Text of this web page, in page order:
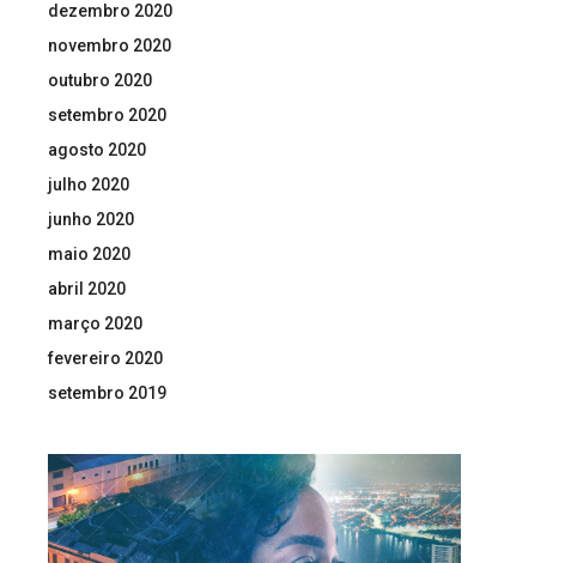
dezembro 2020
novembro 2020
outubro 2020
setembro 2020
agosto 2020
julho 2020
junho 2020
maio 2020
abril 2020
março 2020
fevereiro 2020
setembro 2019